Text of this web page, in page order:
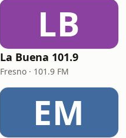
LB
La Buena 101.9
Fresno · 101.9 FM
EM